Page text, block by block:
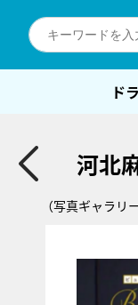
ド
河北
（写真ギャラリ